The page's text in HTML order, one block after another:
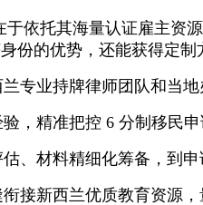
于依托其海量认证雇主资
份的优势，还能获得定制
专业持牌律师团队和当地
，精准把控 6 分制移民
、材料精细化筹备，到
接新西兰优质教育资源